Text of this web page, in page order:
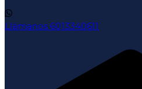
Llámanos 6013340611